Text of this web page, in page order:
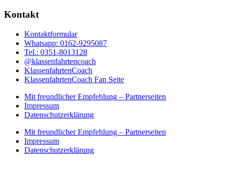
Kontakt
Kontaktformular
Whatsapp: 0162-9295087
Tel.: 0351-8013128
@klassenfahrtencoach
KlassenfahrtenCoach
KlassenfahrtenCoach Fan Seite
Mit freundlicher Empfehlung – Partnerseiten
Impressum
Datenschutzerklärung
Mit freundlicher Empfehlung – Partnerseiten
Impressum
Datenschutzerklärung